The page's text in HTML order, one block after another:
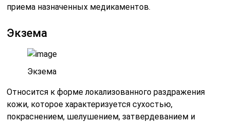
приема назначенных медикаментов.
Экзема
Экзема
Относится к форме локализованного раздражения
кожи, которое характеризуется сухостью,
покраснением, шелушением, затвердеванием и